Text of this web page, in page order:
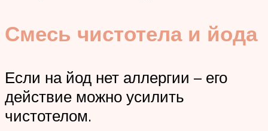
Смесь чистотела и йода
Если на йод нет аллергии – его
действие можно усилить
чистотелом.